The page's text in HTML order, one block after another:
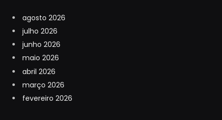
agosto 2026
julho 2026
junho 2026
maio 2026
abril 2026
março 2026
fevereiro 2026